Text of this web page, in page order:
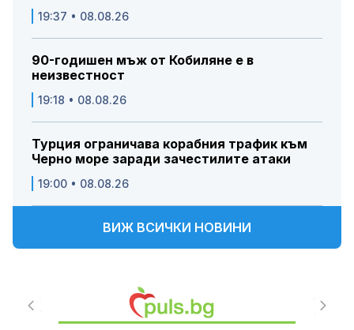
19:37 • 08.08.26
90-годишен мъж от Кобиляне е в
неизвестност
19:18 • 08.08.26
Турция ограничава корабния трафик към
Черно море заради зачестилите атаки
19:00 • 08.08.26
ВИЖ ВСИЧКИ НОВИНИ